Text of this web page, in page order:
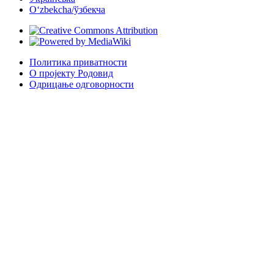
Oʻzbekcha/ўзбекча
Политика приватности
О пројекту Родовид
Одрицање одговорности